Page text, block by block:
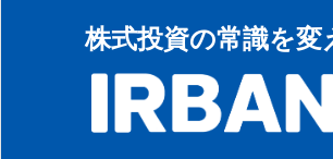
株式投資の常識を変